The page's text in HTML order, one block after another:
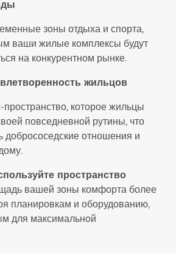
зоны отдыха и спорта,
ваши жилые комплексы будут
на конкурентном рынке.
жильцов
которое жильцы
повседневной рутины, что
добрососедские отношения и
пространство
вашей зоны комфорта более
планировкам и оборудованию,
для максимальной